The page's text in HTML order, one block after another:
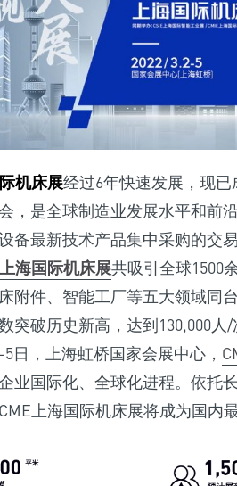
机床展经过6年快速发展，现
，是全球制造业发展水平和前
备最新技术产品集中采购的交易
上海国际机床展共吸引全球1500
附件、智能工厂等五大领域同
突破历史新高，达到130,000人/
5日，上海虹桥国家会展中心，
业国际化、全球化进程。依托
上海国际机床展将成为国内